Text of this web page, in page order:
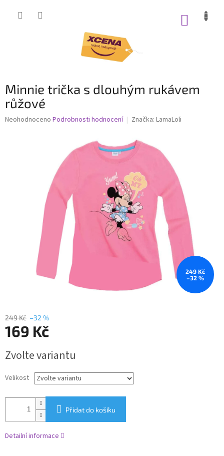
Minnie trička s dlouhým rukávem
růžové
Průměrné
Neohodnoceno Podrobnosti hodnocení Značka: LamaLoli
249 Kč
–32 %
249 Kč –32 %
169 Kč
cena:
Zvolte variantu
Velikost
Přidat do košíku
Detailní informace